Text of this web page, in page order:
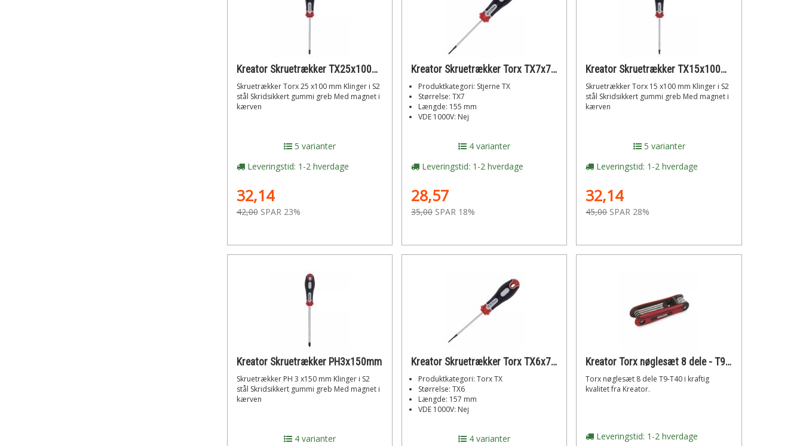
Kreator Skruetrækker TX25x100mm
Skruetrækker Torx 25 x100 mm Klinger i S2
stål Skridsikkert gummi greb Med magnet i
kærven
5 varianter
Leveringstid: 1-2 hverdage
32,14
42,00 SPAR 23%
Kreator Skruetrækker Torx TX7x75 mm
Produktkategori: Stjerne TX
Størrelse: TX7
Længde: 155 mm
VDE 1000V: Nej
4 varianter
Leveringstid: 1-2 hverdage
28,57
35,00 SPAR 18%
Kreator Skruetrækker TX15x100mm
Skruetrækker Torx 15 x100 mm Klinger i S2
stål Skridsikkert gummi greb Med magnet i
kærven
5 varianter
Leveringstid: 1-2 hverdage
32,14
45,00 SPAR 28%
Kreator Skruetrækker PH3x150mm
Skruetrækker PH 3 x150 mm Klinger i S2
stål Skridsikkert gummi greb Med magnet i
kærven
4 varianter
Kreator Skruetrækker Torx TX6x75 mm
Produktkategori: Torx TX
Størrelse: TX6
Længde: 157 mm
VDE 1000V: Nej
4 varianter
Kreator Torx nøglesæt 8 dele - T9-T40
Torx nøglesæt 8 dele T9-T40 i kraftig
kvalitet fra Kreator.
Leveringstid: 1-2 hverdage